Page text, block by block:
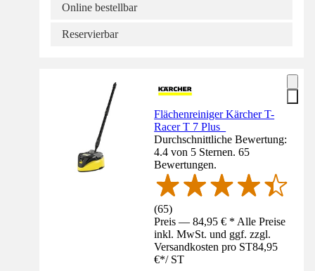
Online bestellbar
Reservierbar
Flächenreiniger Kärcher T-
Racer T 7 Plus
Durchschnittliche Bewertung:
4.4 von 5 Sternen. 65
Bewertungen.
(65)
Preis — 84,95 € * Alle Preise
inkl. MwSt. und ggf. zzgl.
Versandkosten pro ST84,95
€*/ ST